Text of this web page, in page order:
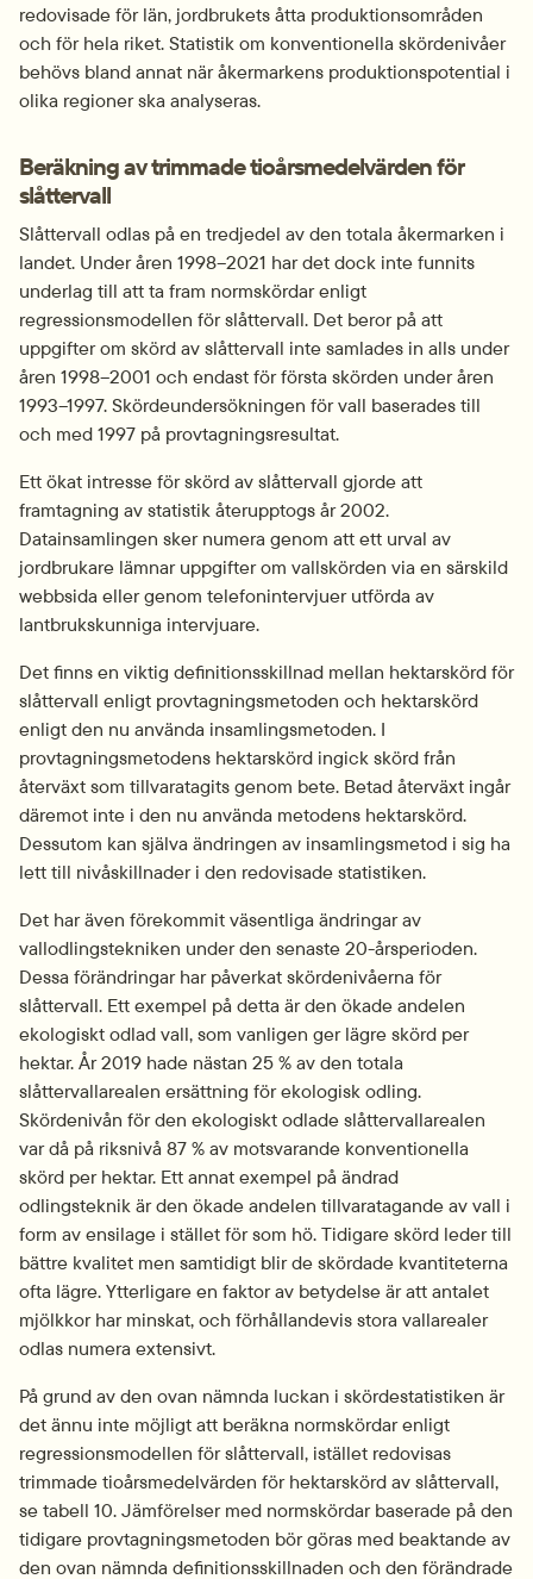
redovisade för län, jordbrukets åtta produktionsområden
och för hela riket. Statistik om konventionella skördenivåer
behövs bland annat när åkermarkens produktionspotential i
olika regioner ska analyseras.
Beräkning av trimmade tioårsmedelvärden för
slåttervall
Slåttervall odlas på en tredjedel av den totala åkermarken i
landet. Under åren 1998–2021 har det dock inte funnits
underlag till att ta fram normskördar enligt
regressionsmodellen för slåttervall. Det beror på att
uppgifter om skörd av slåttervall inte samlades in alls under
åren 1998–2001 och endast för första skörden under åren
1993–1997. Skördeundersökningen för vall baserades till
och med 1997 på provtagningsresultat.
Ett ökat intresse för skörd av slåttervall gjorde att
framtagning av statistik återupptogs år 2002.
Datainsamlingen sker numera genom att ett urval av
jordbrukare lämnar uppgifter om vallskörden via en särskild
webbsida eller genom telefonintervjuer utförda av
lantbrukskunniga intervjuare.
Det finns en viktig definitionsskillnad mellan hektarskörd för
slåttervall enligt provtagningsmetoden och hektarskörd
enligt den nu använda insamlingsmetoden. I
provtagningsmetodens hektarskörd ingick skörd från
återväxt som tillvaratagits genom bete. Betad återväxt ingår
däremot inte i den nu använda metodens hektarskörd.
Dessutom kan själva ändringen av insamlingsmetod i sig ha
lett till nivåskillnader i den redovisade statistiken.
Det har även förekommit väsentliga ändringar av
vallodlingstekniken under den senaste 20-årsperioden.
Dessa förändringar har påverkat skördenivåerna för
slåttervall. Ett exempel på detta är den ökade andelen
ekologiskt odlad vall, som vanligen ger lägre skörd per
hektar. År 2019 hade nästan 25 % av den totala
slåttervallarealen ersättning för ekologisk odling.
Skördenivån för den ekologiskt odlade slåttervallarealen
var då på riksnivå 87 % av motsvarande konventionella
skörd per hektar. Ett annat exempel på ändrad
odlingsteknik är den ökade andelen tillvaratagande av vall i
form av ensilage i stället för som hö. Tidigare skörd leder till
bättre kvalitet men samtidigt blir de skördade kvantiteterna
ofta lägre. Ytterligare en faktor av betydelse är att antalet
mjölkkor har minskat, och förhållandevis stora vallarealer
odlas numera extensivt.
På grund av den ovan nämnda luckan i skördestatistiken är
det ännu inte möjligt att beräkna normskördar enligt
regressionsmodellen för slåttervall, istället redovisas
trimmade tioårsmedelvärden för hektarskörd av slåttervall,
se tabell 10. Jämförelser med normskördar baserade på den
tidigare provtagningsmetoden bör göras med beaktande av
den ovan nämnda definitionsskillnaden och den förändrade